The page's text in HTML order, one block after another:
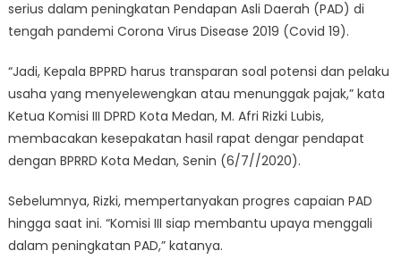
serius dalam peningkatan Pendapan Asli Daerah (PAD) di
tengah pandemi Corona Virus Disease 2019 (Covid 19).
“Jadi, Kepala BPPRD harus transparan soal potensi dan pelaku
usaha yang menyelewengkan atau menunggak pajak,” kata
Ketua Komisi III DPRD Kota Medan, M. Afri Rizki Lubis,
membacakan kesepakatan hasil rapat dengar pendapat
dengan BPRRD Kota Medan, Senin (6/7//2020).
Sebelumnya, Rizki, mempertanyakan progres capaian PAD
hingga saat ini. “Komisi III siap membantu upaya menggali
dalam peningkatan PAD,” katanya.